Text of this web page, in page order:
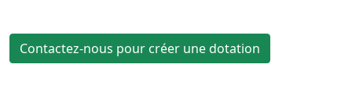
Contactez-nous pour créer une dotation